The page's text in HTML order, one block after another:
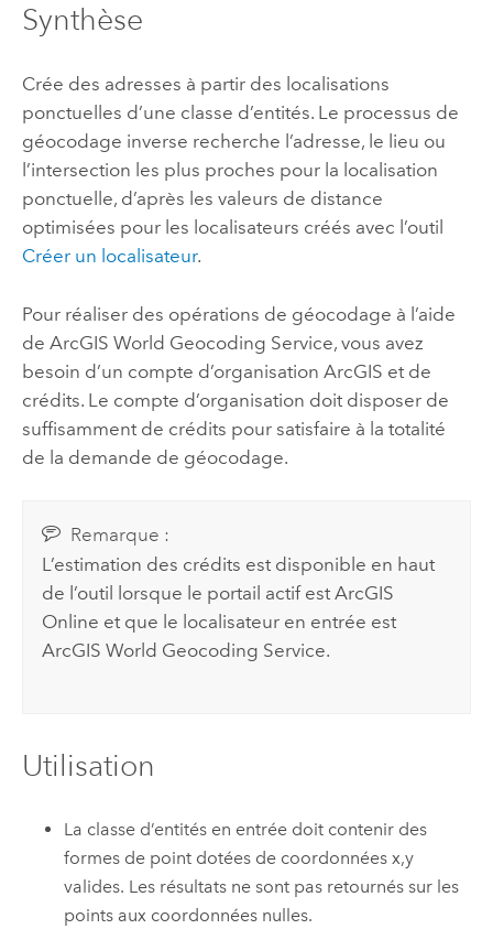
Synthèse
Crée des adresses à partir des localisations
ponctuelles d’une classe d’entités. Le processus de
géocodage inverse recherche l’adresse, le lieu ou
l’intersection les plus proches pour la localisation
ponctuelle, d’après les valeurs de distance
optimisées pour les localisateurs créés avec l’outil
Créer un localisateur.
Pour réaliser des opérations de géocodage à l’aide
de ArcGIS World Geocoding Service, vous avez
besoin d’un compte d’organisation ArcGIS et de
crédits. Le compte d’organisation doit disposer de
suffisamment de crédits pour satisfaire à la totalité
de la demande de géocodage.
Remarque :
L’estimation des crédits est disponible en haut
de l’outil lorsque le portail actif estArcGIS
Online et que le localisateur en entrée est
ArcGIS World Geocoding Service.
Utilisation
La classe d’entités en entrée doit contenir des
formes de point dotées de coordonnées x,y
valides. Les résultats ne sont pas retournés sur les
points aux coordonnées nulles.